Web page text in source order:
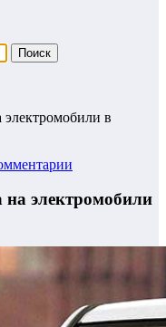
электромобили в
на электромобили